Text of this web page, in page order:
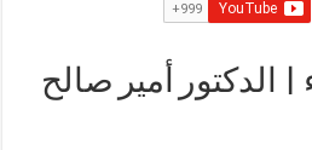
| الدكتور أمير صالح